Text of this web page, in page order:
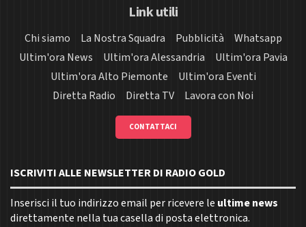
Link utili
Chi siamo La Nostra Squadra Pubblicità
Whatsapp
Ultim'ora News
Ultim'ora Alessandria
Ultim'ora Pavia
Ultim'ora Alto Piemonte
Ultim'ora Eventi
Diretta Radio
Diretta TV Lavora con Noi
CONTATTACI
ISCRIVITI ALLE NEWSLETTER DI RADIO GOLD
Inserisci il tuo indirizzo email per ricevere le ultime news
direttamente nella tua casella di posta elettronica.